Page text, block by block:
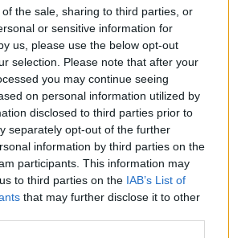
the sale, sharing to third parties, or
or sensitive information for
us, please use the below opt-out
selection. Please note that after your
you may continue seeing
on personal information utilized by
disclosed to third parties prior to
separately opt-out of the further
information by third parties on the
participants. This information may
to third parties on the IAB’s List of
that may further disclose it to other
M
E
E
E
K
D
E
E